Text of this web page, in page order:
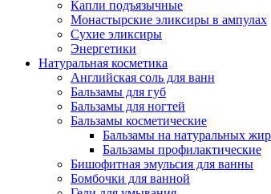
Капли подъязычные
Монастырские эликсиры в ампулах
Сухие эликсиры
Энергетики
Натуральная косметика
Английская соль для ванн
Бальзамы для губ
Бальзамы для ногтей
Бальзамы косметические
Бальзамы на натуральных
Бальзамы профилактические
Бишофитная эмульсия для ванны
Бомбочки для ванной